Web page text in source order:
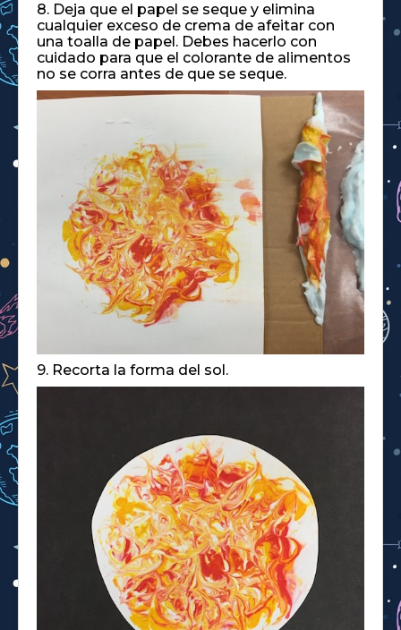
8. Deja que el papel se seque y elimina
cualquier exceso de crema de afeitar con
una toalla de papel. Debes hacerlo con
cuidado para que el colorante de alimentos
no se corra antes de que se seque.
9. Recorta la forma del sol.